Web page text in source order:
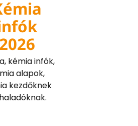
2026
kémia infók,
alapok,
kezdőknek